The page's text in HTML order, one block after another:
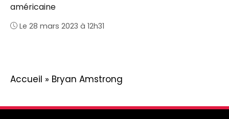
américaine
Le 28 mars 2023 à 12h31
Accueil » Bryan Amstrong